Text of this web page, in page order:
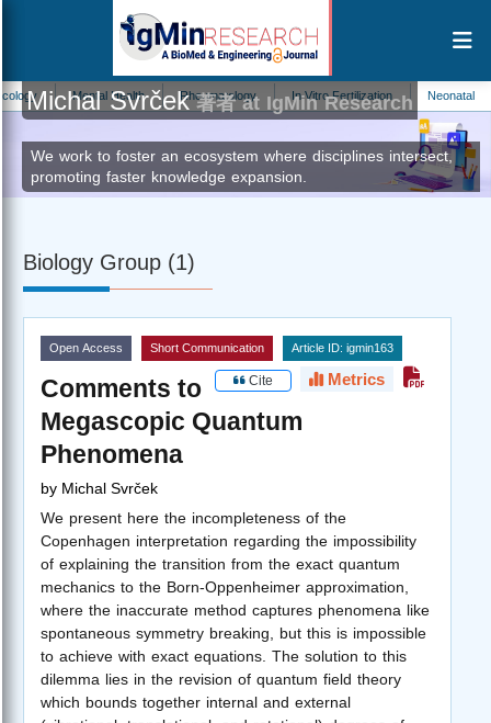
Mental Health Rheumatology In Vitro Fertilization Neonatal Care
Michal Svrček著者 at IgMin Research
We work to foster an ecosystem where disciplines intersect,
promoting faster knowledge expansion.
Biology Group (1)
Open Access Short Communication Article ID: igmin163
Cite Metrics
Comments to
Megascopic Quantum
Phenomena
by Michal Svrček
We present here the incompleteness of the
Copenhagen interpretation regarding the impossibility
of explaining the transition from the exact quantum
mechanics to the Born-Oppenheimer approximation,
where the inaccurate method captures phenomena like
spontaneous symmetry breaking, but this is impossible
to achieve with exact equations. The solution to this
dilemma lies in the revision of quantum field theory
which bounds together internal and external